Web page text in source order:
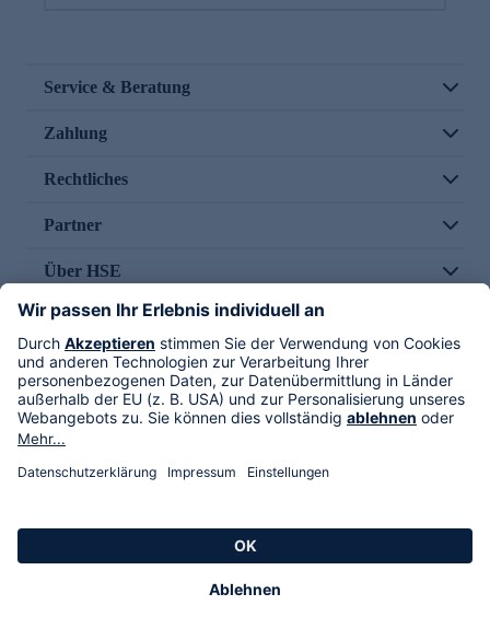
Service & Beratung
Zahlung
Rechtliches
Partner
Über HSE
Im TV
HSE International